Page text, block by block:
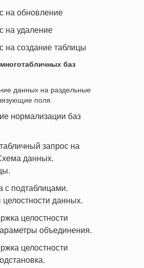
на обновление
на удаление
на создание таблицы
баз
данных на раздельные
поля.
нормализации баз
запрос на
данных.
с подтаблицами.
данных.
целостности
объединения.
целостности